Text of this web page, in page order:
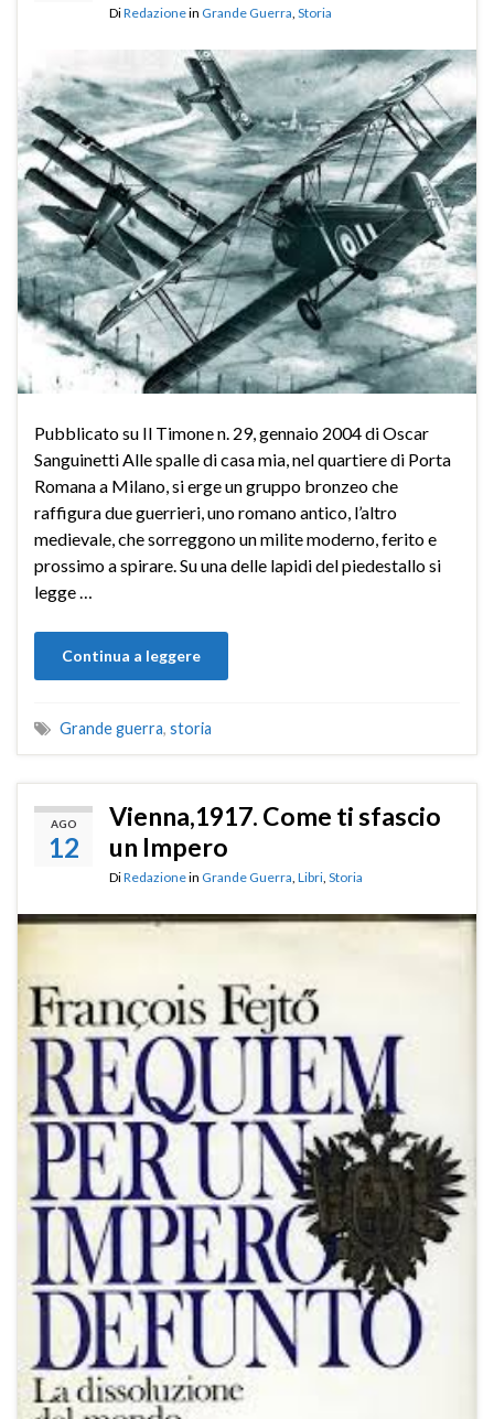
DiRedazionein Grande Guerra Storia
Pubblicato su Il Timone n. 29, gennaio 2004 di Oscar
Sanguinetti Alle spalle di casa mia, nel quartiere di Porta
Romana a Milano, si erge un gruppo bronzeo che
raffigura due guerrieri, uno romano antico, l’altro
medievale, che sorreggono un milite moderno, ferito e
prossimo a spirare. Su una delle lapidi del piedestallo si
legge …
Continua a leggere
Grande guerra, storia
AGO
12
Vienna,1917. Come ti sfascio
un Impero
DiRedazionein Grande Guerra Libri Storia